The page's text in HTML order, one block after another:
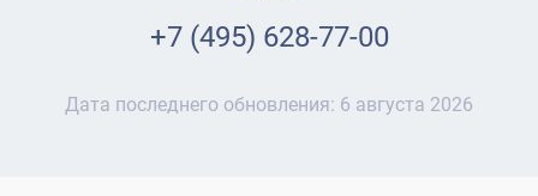
+7 (495) 628-77-00
Дата последнего обновления: 6 августа 2026